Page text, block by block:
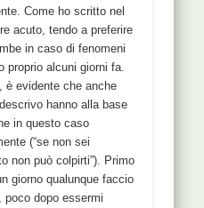
Come ho scritto nel
acuto, tendo a preferire
in caso di fenomeni
proprio alcuni giorni fa.
evidente che anche
hanno alla base
in questo caso
(“se non sei
non può colpirti”). Primo
giorno qualunque faccio
dopo essermi